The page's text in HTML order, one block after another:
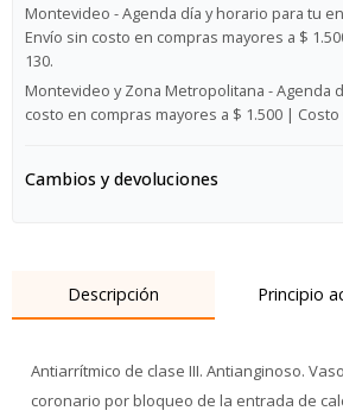
Montevideo - Agenda día y horario para tu
Envío sin costo en compras mayores a $
130.
Montevideo y Zona Metropolitana - Agenda
costo en compras mayores a $ 1.500 | Costo
Cambios y devoluciones
Descripción Principio
Antiarrítmico de clase III. Antianginoso.
coronario por bloqueo de la entrada de